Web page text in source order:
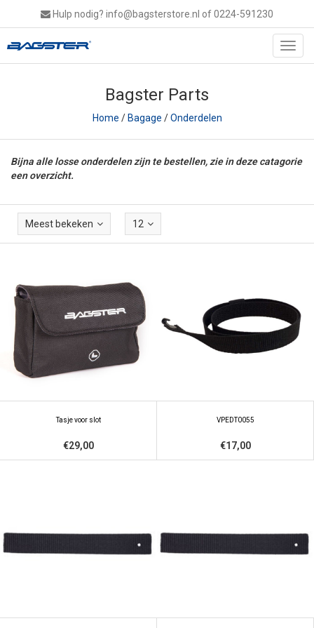
Hulp nodig? info@bagsterstore.nl of 0224-591230
Bagster Parts
Home /Bagage /Onderdelen
Bijna alle losse onderdelen zijn te bestellen, zie in deze catagorie
een overzicht.
Meest bekeken 12
Tasje voor slot
€29,00
VPEDT0055
€17,00